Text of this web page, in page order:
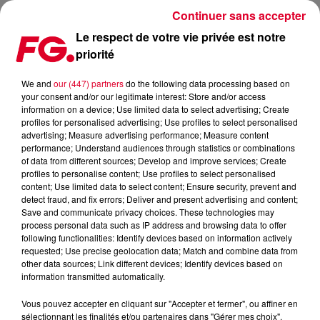
THEMBA REPREND BIG FUN, LE GRAND CLASSIQUE D'INNER CITY
Publié : 23 septembre 2025 à 16h59 par Jean-Baptiste
BLANDIN
Le respect de votre vie privée est notre
priorité
We and our (447) partnersdo the following data processing based on
your consent and/or our legitimate interest: Store and/or access
information on a device; Use limited data to select advertising; Create
profiles for personalised advertising; Use profiles to select personalised
advertising; Measure advertising performance; Measure content
performance; Understand audiences through statistics or combinations
of data from different sources; Develop and improve services; Create
profiles to personalise content; Use profiles to select personalised
content; Use limited data to select content; Ensure security, prevent and
detect fraud, and fix errors; Deliver and present advertising and content;
Save and communicate privacy choices. These technologies may
process personal data such as IP address and browsing data to offer
following functionalities: Identify devices based on information actively
requested; Use precise geolocation data; Match and combine data from
other data sources; Link different devices; Identify devices based on
information transmitted automatically.
Vous pouvez accepter en cliquant sur "Accepter et fermer", ou affiner en
sélectionnant les finalités et/ou partenaires dans "Gérer mes choix".
Continuer sans accepter